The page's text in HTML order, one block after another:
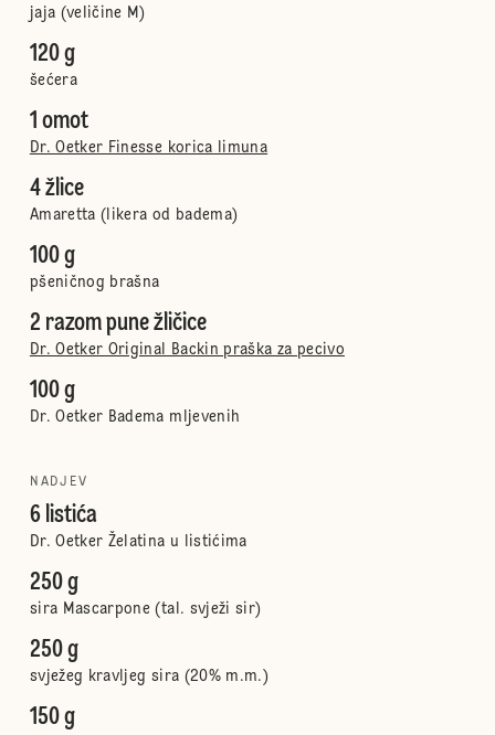
jaja (veličine M)
120 g
šećera
1 omot
Dr. Oetker Finesse korica limuna
4 žlice
Amaretta (likera od badema)
100 g
pšeničnog brašna
2 razom pune žličice
Dr. Oetker Original Backin praška za pecivo
100 g
Dr. Oetker Badema mljevenih
NADJEV
6 listića
Dr. Oetker Želatina u listićima
250 g
sira Mascarpone (tal. svježi sir)
250 g
svježeg kravljeg sira (20% m.m.)
150 g